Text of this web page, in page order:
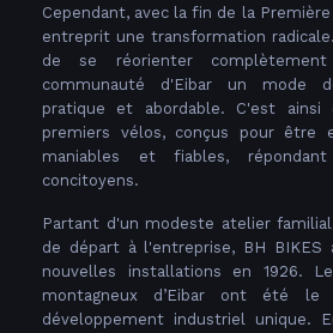
Cependant, avec la fin de la
entreprit une transformation
de se réorienter
communauté d'Eibar un mode
pratique et abordable. C'est ainsi
premiers vélos, conçus pour être
maniables et fiables,
concitoyens.
Partant d'un modeste atelier
de départ à l'entreprise, BH BIKES
nouvelles installations en 1926.
montagneux d’Eibar ont été le
développement industriel unique.